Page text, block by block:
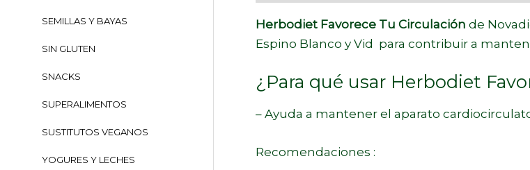
SEMILLAS Y BAYAS
SIN GLUTEN
SNACKS
SUPERALIMENTOS
SUSTITUTOS VEGANOS
YOGURES Y LECHES
Herbodiet Favorece Tu Circulación de
Espino Blanco y Vid para contribuir a
¿Para qué usar Herbodiet
– Ayuda a mantener el aparato
Recomendaciones :